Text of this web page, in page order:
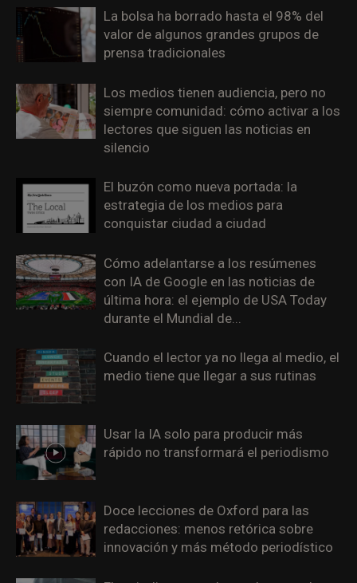
La bolsa ha borrado hasta el 98% del
valor de algunos grandes grupos de
prensa tradicionales
Los medios tienen audiencia, pero no
siempre comunidad: cómo activar a los
lectores que siguen las noticias en
silencio
El buzón como nueva portada: la
estrategia de los medios para
conquistar ciudad a ciudad
Cómo adelantarse a los resúmenes
con IA de Google en las noticias de
última hora: el ejemplo de USA Today
durante el Mundial de...
Cuando el lector ya no llega al medio, el
medio tiene que llegar a sus rutinas
Usar la IA solo para producir más
rápido no transformará el periodismo
Doce lecciones de Oxford para las
redacciones: menos retórica sobre
innovación y más método periodístico